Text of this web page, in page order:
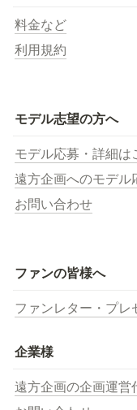
料金など
利用規約
モデル志望の方へ
モデル応募・詳細は
遠方企画へのモデル
お問い合わせ
ファンの皆様へ
ファンレター・プレ
企業様
遠方企画の企画運営